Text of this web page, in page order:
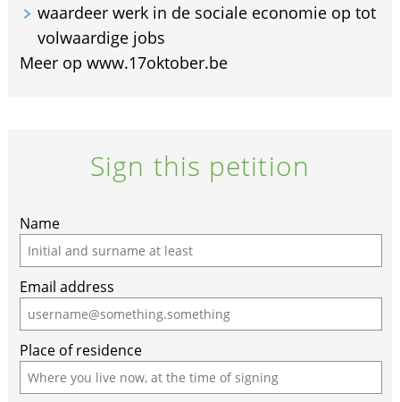
waardeer werk in de sociale economie op tot
volwaardige jobs
Meer op www.17oktober.be
Sign this petition
If
you
are
a
human,
ignore
this
field
Name
Email address
Place of residence